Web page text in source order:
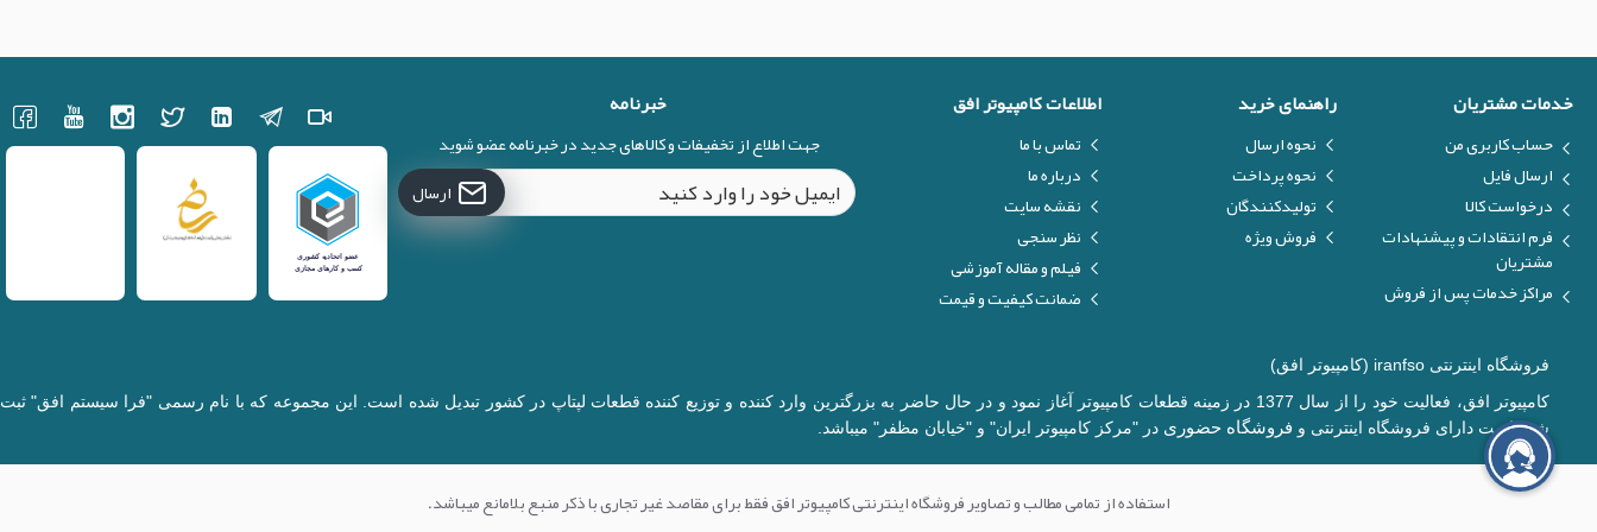
خدمات مشتریان
حساب کاربری من
ارسال فایل
درخواست کالا
فرم انتقادات و پیشنهادات
مشتریان
مراکز خدمات پس از فروش
راهنمای خرید
نحوه ارسال
نحوه پرداخت
تولیدکنندگان
فروش ویژه
اطلاعات کامپیوتر افق
تماس با ما
درباره ما
نقشه سایت
نظر سنجی
فیلم و مقاله آموزشی
ضمانت کیفیت و قیمت
خبرنامه
جهت اطلاع از تخفیفات و کالاهای جدید در خبرنامه عضو شوید
ارسال
فروشگاه اینترنتی iranfso (کامپیوتر افق)
کامپیوتر افق، فعالیت خود را از سال 1377 در زمینه قطعات کامپیوتر آغاز نمود و در حال حاضر به بزرگترین وارد کننده و توزیع کننده قطعات لپتاپ در کشور تبدیل شده است. این مجموعه که با نام رسمی "فرا سیستم افق" ثبت
شده است دارای فروشگاه اینترنتی و فروشگاه حضوری در "مرکز کامپیوتر ایران" و "خیابان مظفر" میباشد.
استفاده از تمامی مطالب و تصاویر فروشگاه اینترنتی کامپیوتر افق فقط برای مقاصد غیر تجاری با ذکر منبع بلامانع میباشد.